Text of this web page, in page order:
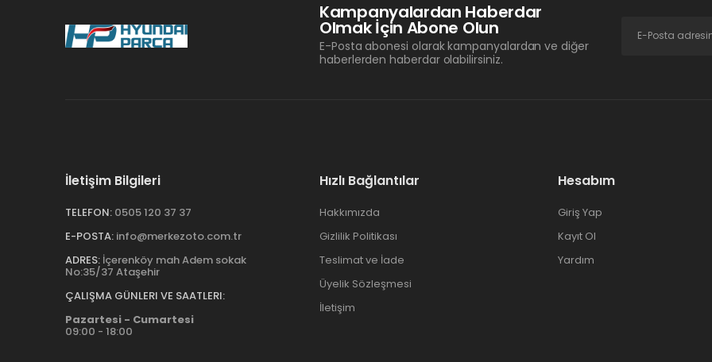
Kampanyalardan Haberdar
Olmak İçin Abone Olun
E-Posta abonesi olarak kampanyalardan ve diğer
haberlerden haberdar olabilirsiniz.
İletişim Bilgileri
TELEFON: 0505 120 37 37
E-POSTA: info@merkezoto.com.tr
ADRES: İçerenköy mah Adem sokak
No:35/37 Ataşehir
ÇALIŞMA GÜNLERI VE SAATLERI:
Pazartesi - Cumartesi
09:00 - 18:00
Hızlı Bağlantılar
Hakkımızda
Gizlilik Politikası
Teslimat ve İade
Üyelik Sözleşmesi
İletişim
Hesabım
Giriş Yap
Kayıt Ol
Yardım